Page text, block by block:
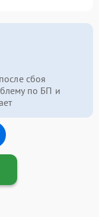
сбоя
по БП и